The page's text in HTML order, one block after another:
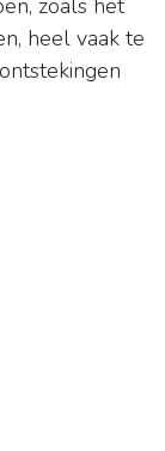
zoals het
heel vaak te